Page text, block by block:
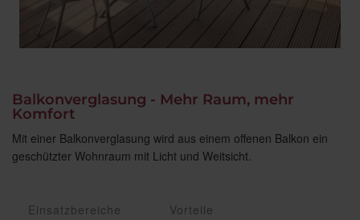
Balkonverglasung - Mehr Raum, mehr
Komfort
Mit einer Balkonverglasung wird aus einem offenen Balkon ein
geschützter Wohnraum mit Licht und Weitsicht.
Einsatzbereiche Vorteile